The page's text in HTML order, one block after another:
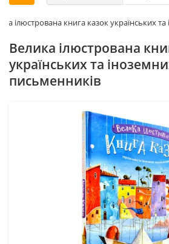
ілюстрована книга казок українських
Велика ілюстрована
українських та
письменників